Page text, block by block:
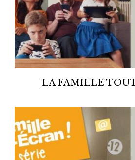
LA FAMILLE